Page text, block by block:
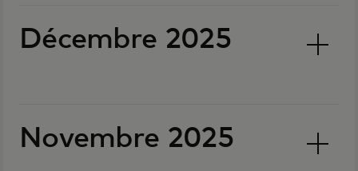
Décembre 2025
Novembre 2025